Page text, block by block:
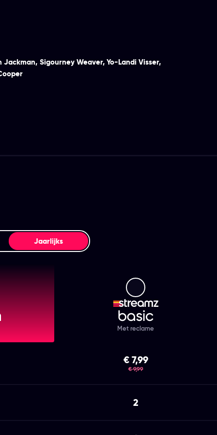
Jackman, Sigourney Weaver, Yo-Landi Visser,
Jaarlijks
Premium Streamz Basic
Met reclame
€ 7,99
was
€ 9,99
2